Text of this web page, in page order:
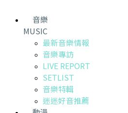
音樂
MUSIC
最新音樂情報
音樂專訪
LIVE REPORT
SETLIST
音樂特輯
迷迷好音推薦